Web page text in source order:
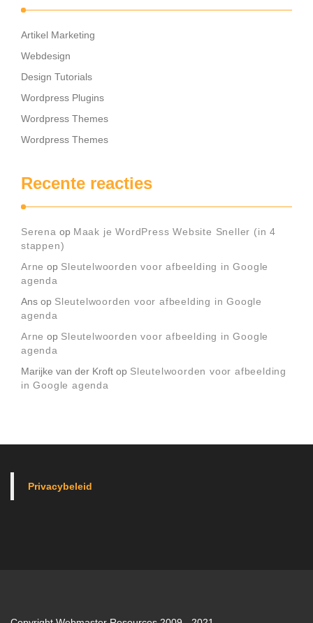
Artikel Marketing
Webdesign
Design Tutorials
Wordpress Plugins
Wordpress Themes
Wordpress Themes
Recente reacties
Serena op Maak je WordPress Website Sneller (in 4
stappen)
Arne op Sleutelwoorden voor afbeelding in Google
agenda
Ans op Sleutelwoorden voor afbeelding in Google
agenda
Arne op Sleutelwoorden voor afbeelding in Google
agenda
Marijke van der Kroft op Sleutelwoorden voor afbeelding
in Google agenda
Privacybeleid